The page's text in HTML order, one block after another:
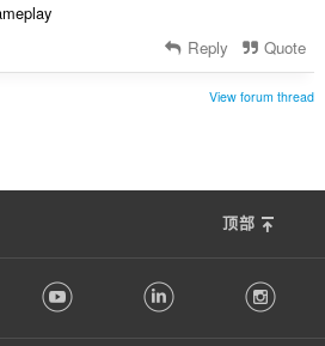
Reply Quote
View forum thread
顶部
Youtube LinkedIn